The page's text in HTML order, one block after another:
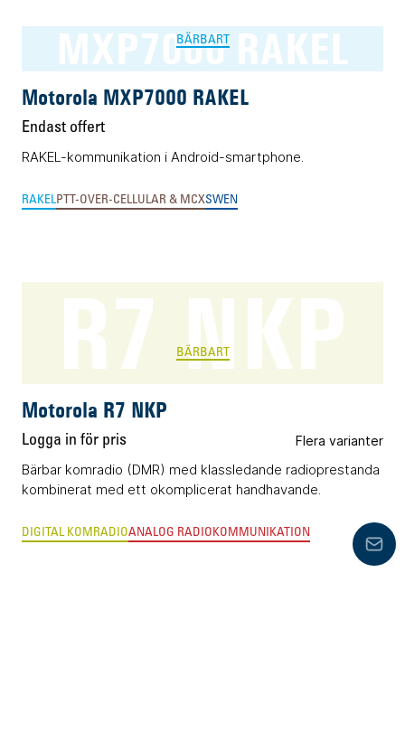
MXP7000 RAKEL
BÄRBART
Motorola MXP7000 RAKEL
Endast offert
RAKEL-kommunikation i Android-smartphone.
RAKELPTT-OVER-CELLULAR & MCXSWEN
R7 NKP
BÄRBART
Motorola R7 NKP
Logga in för pris Flera varianter
Bärbar komradio (DMR) med klassledande radioprestanda
kombinerat med ett okomplicerat handhavande.
DIGITAL KOMRADIOANALOG RADIOKOMMUNIKATION